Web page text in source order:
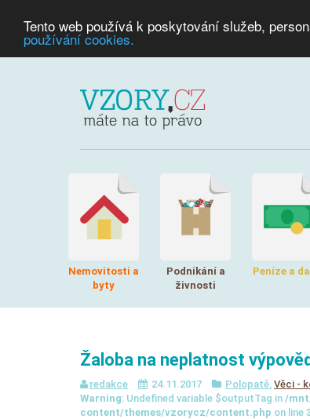
Tento web používá k poskytování služeb,
používání cookies.
Nemovitosti a
byty
Podnikání a
živnosti
Peníze a
Žaloba na neplatnost
redakce 24.11.2017 Polopatě, Věci -
Warning: Undefined variable $outputTag in /
content/themes/vzorycz/content.php on line